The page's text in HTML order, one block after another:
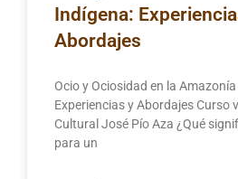
Indígena:
Abordajes
Ocio y Ociosidad en la
Experiencias y Abordajes Curso
Cultural José Pío Aza ¿Qué
para un